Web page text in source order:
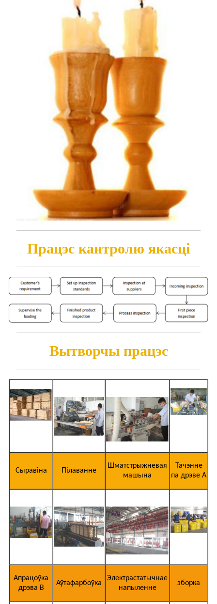
Працэс кантролю якасці
Вытворчы працэс
Сыравіна Пілаванне
Шматстрыжневая
машына
Тачэнне
па дрэве А
Апрацоўка
дрэва В
Аўтафарбоўка
Электрастатычнае
напыленне
зборка